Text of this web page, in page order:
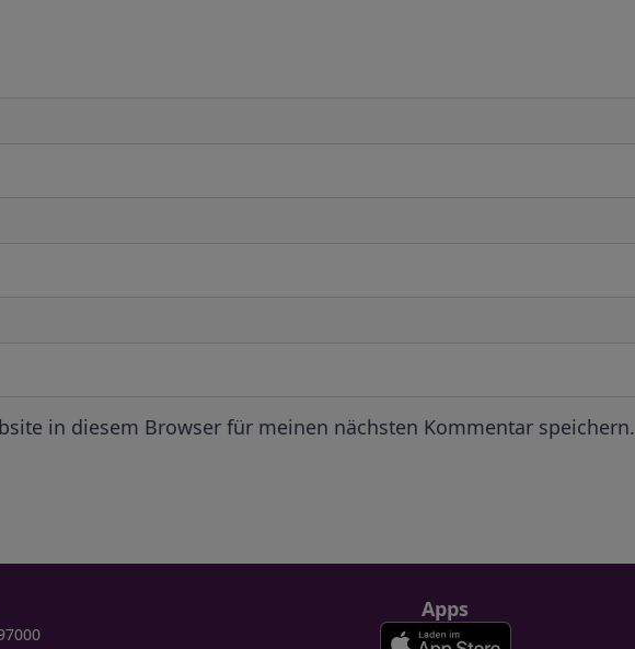
in diesem Browser für meinen nächsten Kommentar speichern.
Apps